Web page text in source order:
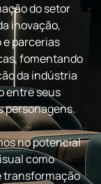
do setor
inovação,
parcerias
fomentando
da indústria
entre seus
personagens.
no potencial
como
transformação